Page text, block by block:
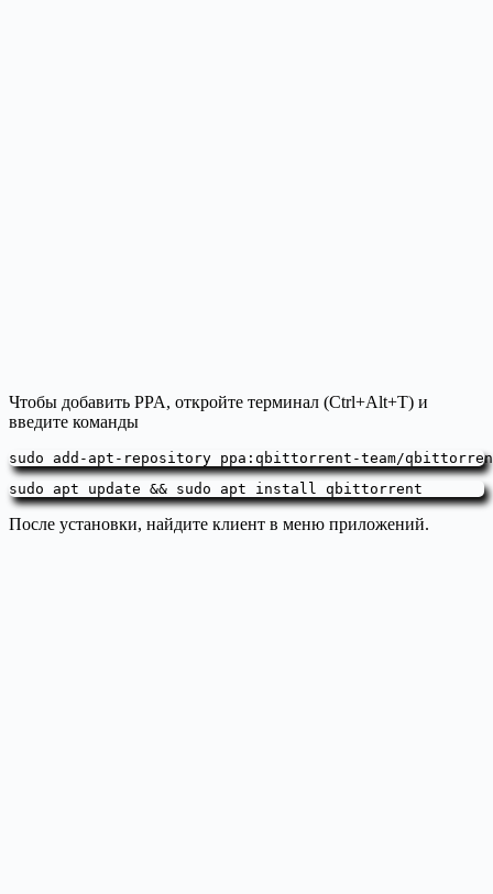
Чтобы добавить PPA, откройте терминал (Ctrl+Alt+T) и
введите команды
sudo add-apt-repository ppa:qbittorrent-team/
sudo apt update && sudo apt install qbittorrent
После установки, найдите клиент в меню приложений.